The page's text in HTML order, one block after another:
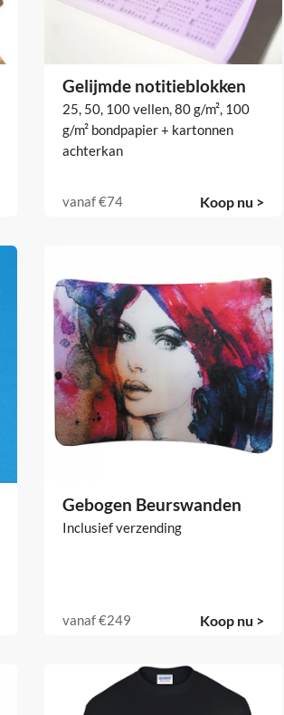
Gelijmde notitieblokken
25, 50, 100 vellen, 80 g/m², 100
g/m² bondpapier + kartonnen
achterkan
vanaf€74 Koop nu >
Gebogen Beurswanden
Inclusief verzending
vanaf€249 Koop nu >